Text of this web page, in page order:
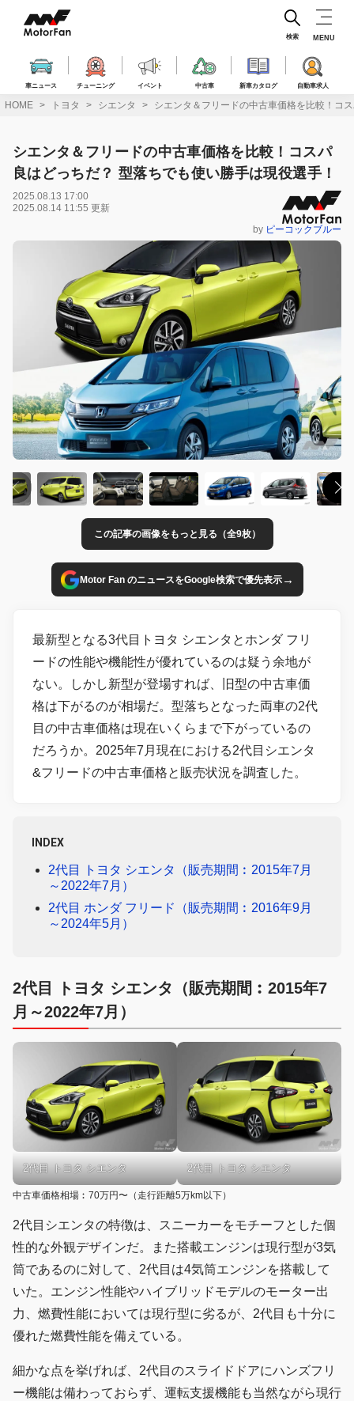
ス
車ニュース チューニング イベント 中古車 新車カタログ 自動車求人
検索 MENU
HOME トヨタ シエンタ シエンタ＆フリードの中古車価格を比較！コ
シエンタ＆フリードの中古車価格を比較！コスパ
良はどっちだ？ 型落ちでも使い勝手は現役選手！
2025.08.13 17:00
2025.08.14 11:55 更新
by ピーコックブルー
この記事の画像をもっと見る（全9枚）
Motor Fan のニュースをGoogle検索で優先表示→
最新型となる3代目トヨタ シエンタとホンダ フリ
ードの性能や機能性が優れているのは疑う余地が
ない。しかし新型が登場すれば、旧型の中古車価
格は下がるのが相場だ。型落ちとなった両車の2代
目の中古車価格は現在いくらまで下がっているの
だろうか。2025年7月現在における2代目シエンタ
&フリードの中古車価格と販売状況を調査した。
INDEX
2代目 トヨタ シエンタ（販売期間︰2015年7月
～2022年7月）
2代目 ホンダ フリード（販売期間︰2016年9月
～2024年5月）
2代目 トヨタ シエンタ（販売期間︰2015年7
月～2022年7月）
2代目 トヨタ シエンタ 2代目 トヨタ シエンタ
中古車価格相場︰70万円〜（走行距離5万km以下）
2代目シエンタの特徴は、スニーカーをモチーフとした個
性的な外観デザインだ。また搭載エンジンは現行型が3気
筒であるのに対して、2代目は4気筒エンジンを搭載して
いた。エンジン性能やハイブリッドモデルのモーター出
力、燃費性能においては現行型に劣るが、2代目も十分に
優れた燃費性能を備えている。
細かな点を挙げれば、2代目のスライドドアにハンズフリ
ー機能は備わっておらず、運転支援機能も当然ながら現行